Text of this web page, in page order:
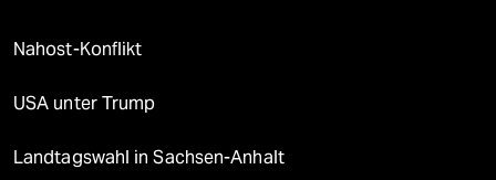
Nahost-Konflikt
USA unter Trump
Landtagswahl in Sachsen-Anhalt